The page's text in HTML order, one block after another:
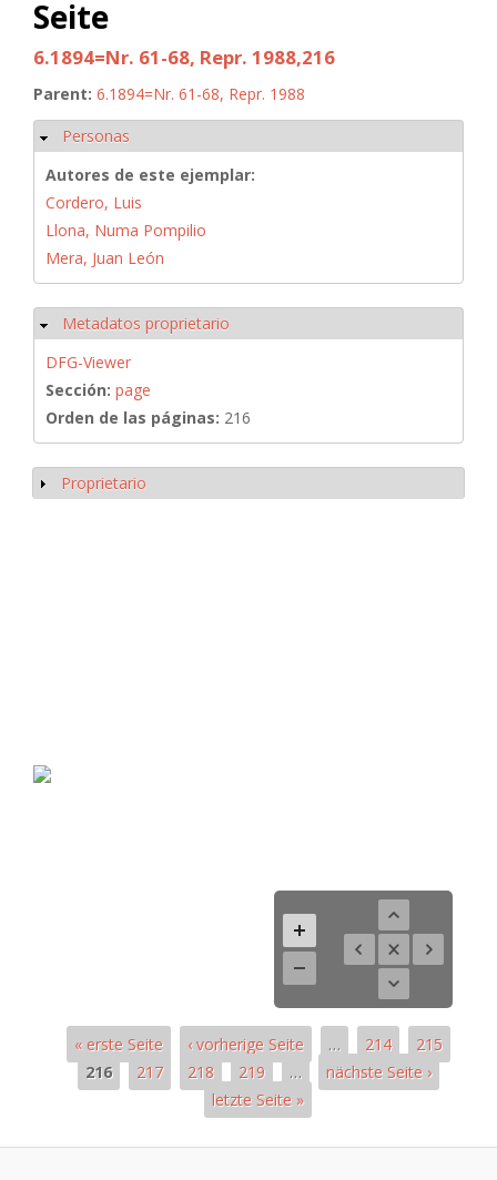
Seite
6.1894=Nr. 61-68, Repr. 1988,216
Parent: 6.1894=Nr. 61-68, Repr. 1988
Ocultar
Personas
Autores de este ejemplar:
Cordero, Luis
Llona, Numa Pompilio
Mera, Juan León
Ocultar
Metadatos proprietario
DFG-Viewer
Sección: page
Orden de las páginas: 216
Mostrar
Proprietario
« erste Seite ‹ vorherige Seite … 214
215
216
217 218 219 …
nächste Seite ›
letzte Seite »